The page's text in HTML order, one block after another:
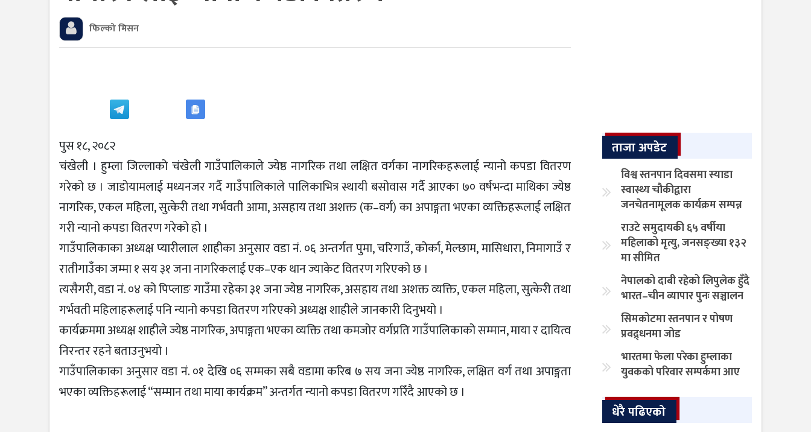
फिल्को मिसन
पुस १८, २०८२
चंखेली । हुम्ला जिल्लाको चंखेली गाउँपालिकाले ज्येष्ठ नागरिक तथा लक्षित वर्गका नागरिकहरूलाई न्यानो कपडा वितरण
गरेको छ । जाडोयामलाई मध्यनजर गर्दै गाउँपालिकाले पालिकाभित्र स्थायी बसोवास गर्दै आएका ७० वर्षभन्दा माथिका ज्येष्ठ
नागरिक, एकल महिला, सुत्केरी तथा गर्भवती आमा, असहाय तथा अशक्त (क–वर्ग) का अपाङ्गता भएका व्यक्तिहरूलाई लक्षित
गरी न्यानो कपडा वितरण गरेको हो ।
गाउँपालिकाका अध्यक्ष प्यारीलाल शाहीका अनुसार वडा नं. ०६ अन्तर्गत पुमा, चरिगाउँ, कोर्का, मेल्छाम, मासिधारा, निमागाउँ र
रातीगाउँका जम्मा १ सय ३१ जना नागरिकलाई एक–एक थान ज्याकेट वितरण गरिएको छ ।
त्यसैगरी, वडा नं. ०४ को पिप्लाङ गाउँमा रहेका ३१ जना ज्येष्ठ नागरिक, असहाय तथा अशक्त व्यक्ति, एकल महिला, सुत्केरी तथा
गर्भवती महिलाहरूलाई पनि न्यानो कपडा वितरण गरिएको अध्यक्ष शाहीले जानकारी दिनुभयो ।
कार्यक्रममा अध्यक्ष शाहीले ज्येष्ठ नागरिक, अपाङ्गता भएका व्यक्ति तथा कमजोर वर्गप्रति गाउँपालिकाको सम्मान, माया र दायित्व
निरन्तर रहने बताउनुभयो ।
गाउँपालिकाका अनुसार वडा नं. ०१ देखि ०६ सम्मका सबै वडामा करिब ७ सय जना ज्येष्ठ नागरिक, लक्षित वर्ग तथा अपाङ्गता
भएका व्यक्तिहरूलाई “सम्मान तथा माया कार्यक्रम” अन्तर्गत न्यानो कपडा वितरण गरिँदै आएको छ ।
ताजा अपडेट
विश्व स्तनपान दिवसमा स्याडा
स्वास्थ्य चौकीद्वारा
जनचेतनामूलक कार्यक्रम सम्पन्न
राउटे समुदायकी ६५ वर्षीया
महिलाको मृत्यु, जनसङ्ख्या १३२
मा सीमित
नेपालको दाबी रहेको लिपुलेक हुँदै
भारत–चीन व्यापार पुनः सञ्चालन
सिमकोटमा स्तनपान र पोषण
प्रवद्र्धनमा जोड
भारतमा फेला परेका हुम्लाका
युवकको परिवार सम्पर्कमा आए
धेरै पढिएको